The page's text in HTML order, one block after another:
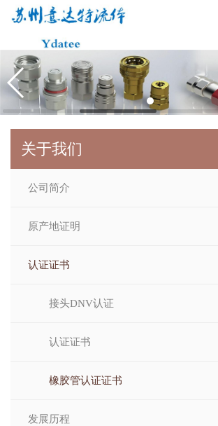
关于我们
公司简介
原产地证明
认证证书
接头DNV认证
认证证书
橡胶管认证证书
发展历程